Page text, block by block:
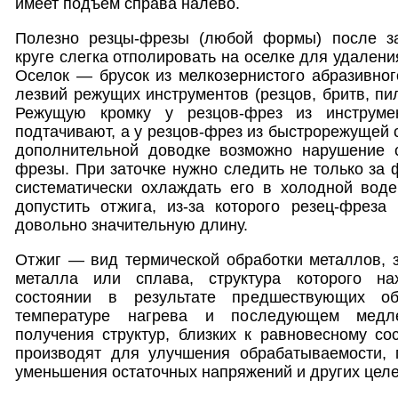
Полезно резцы-фрезы (любой формы) после
круге слегка отполировать на оселке для
Оселок — брусок из мелкозернистого
лезвий режущих инструментов (резцов, бритв,
Режущую кромку у резцов-фрез из
подтачивают, а у резцов-фрез из быстрорежущей
дополнительной доводке возможно нарушение
фрезы. При заточке нужно следить не только
систематически охлаждать его в холодной
допустить отжига, из-за которого резец-
довольно значительную длину.
Отжиг — вид термической обработки металлов,
металла или сплава, структура которого
состоянии в результате предшествующих
температуре нагрева и последующем
получения структур, близких к равновесному
производят для улучшения обрабатываемости,
уменьшения остаточных напряжений и других